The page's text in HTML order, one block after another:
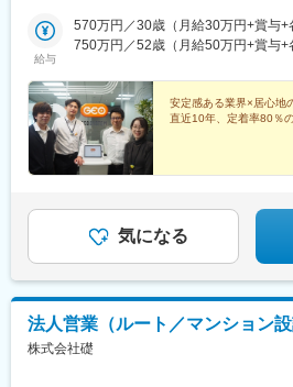
給与
570万円／30歳（月給30万円+賞与+
750万円／52歳（月給50万円+賞与+
安定感ある業界×居心地
直近10年、定着率80％
気になる
法人営業（ルート／マンション
株式会社礎